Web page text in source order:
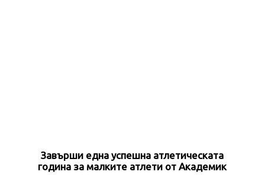
Завърши една успешна атлетическата
година за малките атлети от Академик